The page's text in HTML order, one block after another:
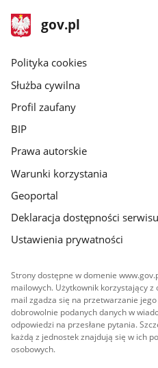
stopka
gov.pl
Strona
gov.pl
gov.pl
Polityka cookies
Służba cywilna
Profil zaufany
BIP
Prawa autorskie
Warunki korzystania
Geoportal
Deklaracja dostępności
Ustawienia prywatności
Strony dostępne w domenie
mailowych. Użytkownik korzystający
mail zgadza się na przetwarzanie
dobrowolnie podanych danych w
odpowiedzi na przesłane pytania.
każdą z jednostek znajdują się w ich
osobowych.